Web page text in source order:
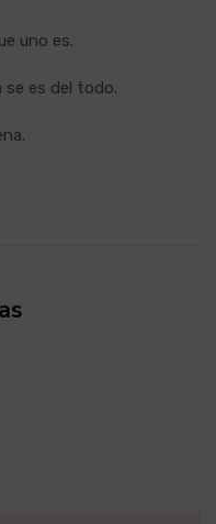
uno es.
se es del todo.